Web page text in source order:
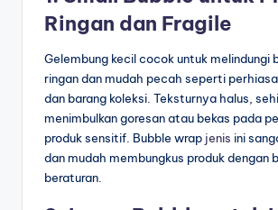
Ringan dan Fragile
Gelembung kecil cocok untuk melindungi
ringan dan mudah pecah seperti
dan barang koleksi. Teksturnya halus,
menimbulkan goresan atau bekas pada
produk sensitif. Bubble wrap jenis ini
dan mudah membungkus produk dengan
beraturan.